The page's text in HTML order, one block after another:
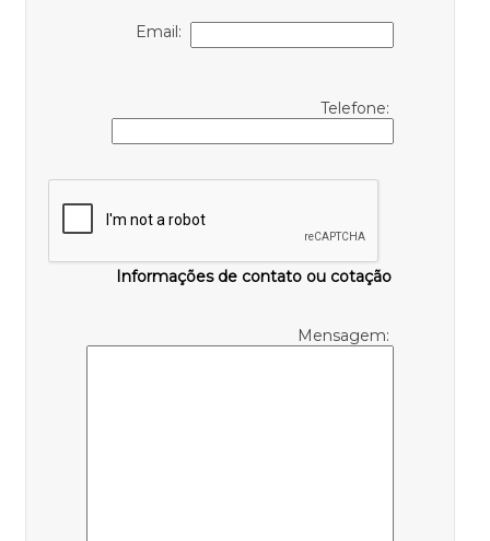
Email:
Telefone:
Informações de contato ou cotação
Mensagem: